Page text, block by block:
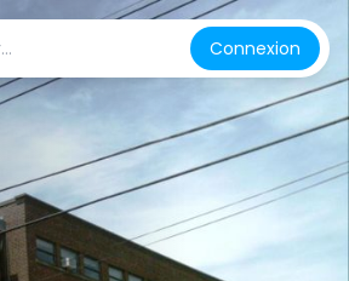
Connexion